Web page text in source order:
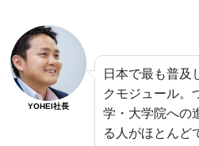
YOHEI社長
日本で最も普及
クモジュール。
学・大学院への
る人がほとんど